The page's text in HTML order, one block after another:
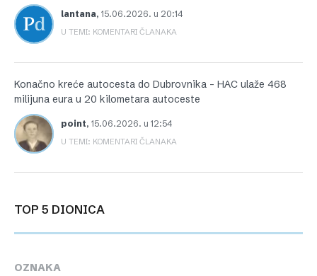
lantana, 15.06.2026. u 20:14
U TEMI: KOMENTARI ČLANAKA
Konačno kreće autocesta do Dubrovnika – HAC ulaže 468
milijuna eura u 20 kilometara autoceste
point, 15.06.2026. u 12:54
U TEMI: KOMENTARI ČLANAKA
TOP 5 DIONICA
OZNAKA